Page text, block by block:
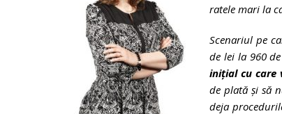
ratele mari la
Scenariul pe
de lei la 960
inițial cu care
de plată și să
deja